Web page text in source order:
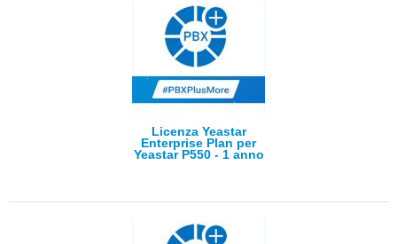
Licenza Yeastar
Enterprise Plan per
Yeastar P550 - 1 anno